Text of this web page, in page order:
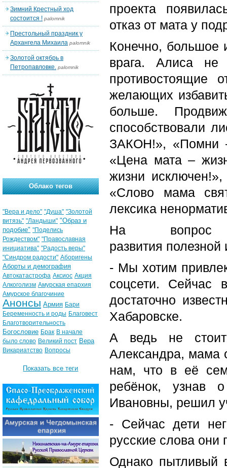
проекта
отказ от мата у
Конечно, большое
врага. Алиса не
желающих
больше.
способствовали
ЗАКОН!», «Помни
«Цена мата –
жизни
«Слово мама
лексика
На вопрос
развития
- Мы хотим
соцсети. Сейчас
достаточно
Хабаровске.
А ведь не
Александра, мама
нам, что в её
ребёнок, узнав
Ивановны, решил
- Сейчас дети
русские слова они
Однако пытливый
Зимний Крестный ход
состоится ! palomnik
Престольный праздник у
Архангела Михаила palomnik
Золотой октябрь в
Петропавловке. palomnik
Облако тегов
"Вера и дело" "Душа" "Золотой
витязь" "Ландыши" "Образ и
подобие" "Поделись
Рождеством" "Православная
инициатива" "Радость веры"
"Синдром радости" Аборигены
Аборты и демография
Автокатастрофа Аксиос Акция
Алкоголизм Амурская епархия
Амурское благочиние
Анонсы Армия Бари
Беременность и роды Благовест
Благотворительность
Богословие Брак В начале
было слово Великий пост Вера
Викариатство Вопросы
Показать все теги